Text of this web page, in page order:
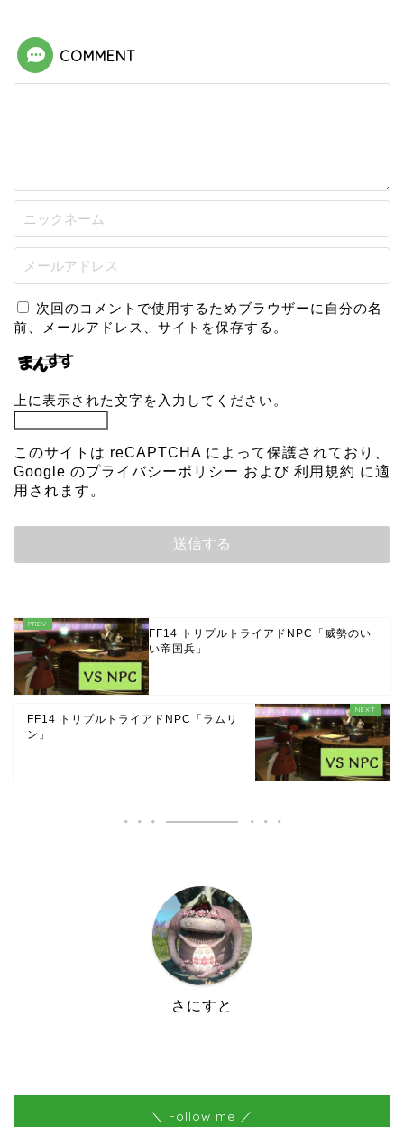
COMMENT
次回のコメントで使用するためブラウザーに自分の名
前、メールアドレス、サイトを保存する。
上に表示された文字を入力してください。
このサイトは reCAPTCHA によって保護されており、
Google のプライバシーポリシー および 利用規約 に適
用されます。
FF14 トリプルトライアドNPC「威勢のい
い帝国兵」
FF14 トリプルトライアドNPC「ラムリ
ン」
さにすと
＼ Follow me ／